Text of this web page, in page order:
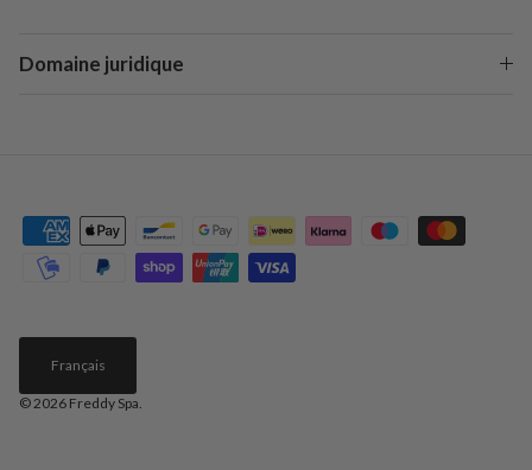
Domaine juridique
Français
© 2026 Freddy Spa